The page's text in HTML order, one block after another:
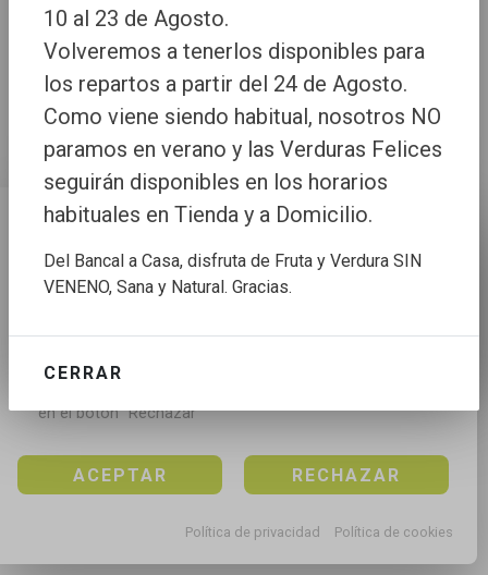
Configuración de cookies
Utilizamos cookies propias y de terceros para mejorar
nuestros servicios, para analizar el tráfico, para
análisis de la navegación.
Puedes aceptar todas las cookies pulsando en el
en el botón “Rechazar”
ACEPTAR RECHAZAR
Política de privacidad Política de cookies
10 al 23 de Agosto.
Volveremos a tenerlos disponibles para
los repartos a partir del 24 de Agosto.
Como viene siendo habitual, nosotros NO
paramos en verano y las Verduras Felices
seguirán disponibles en los horarios
habituales en Tienda y a Domicilio.
Del Bancal a Casa, disfruta de Fruta y Verdura SIN
VENENO, Sana y Natural. Gracias.
CERRAR